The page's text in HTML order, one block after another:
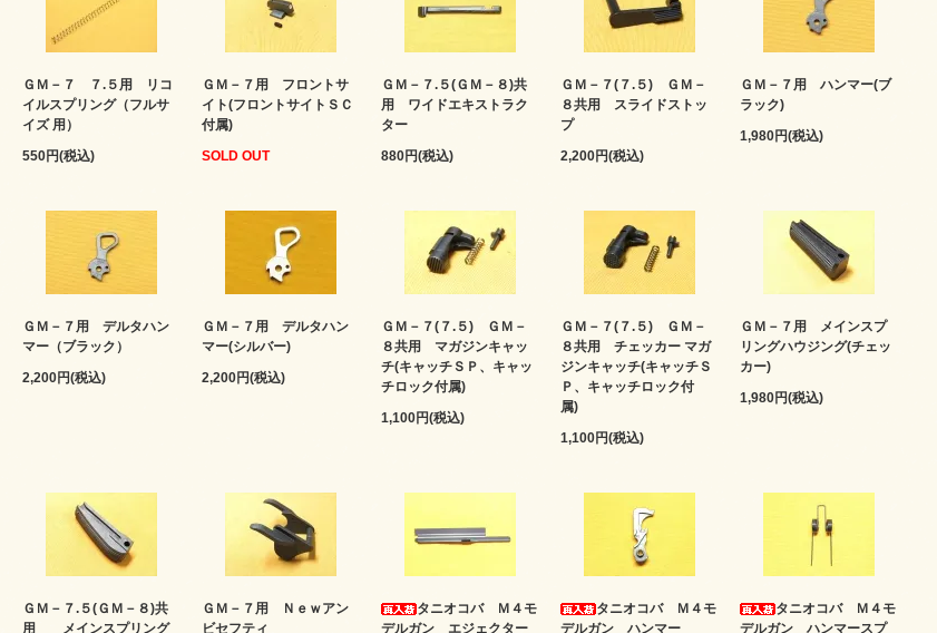
ＧＭ－７ ７.５用 リコ
イルスプリング（フルサ
イズ 用）
550円(税込)
ＧＭ－７用 フロントサ
イト(フロントサイトＳＣ
付属)
SOLD OUT
ＧＭ－７.５(ＧＭ－８)共
用 ワイドエキストラク
ター
880円(税込)
ＧＭ－７(７.５) ＧＭ－
８共用 スライドストッ
プ
2,200円(税込)
ＧＭ－７用 ハンマー(ブ
ラック)
1,980円(税込)
ＧＭ－７用 デルタハン
マー（ブラック）
2,200円(税込)
ＧＭ－７用 デルタハン
マー(シルバー)
2,200円(税込)
ＧＭ－７(７.５) ＧＭ－
８共用 マガジンキャッ
チ(キャッチＳＰ、キャッ
チロック付属)
1,100円(税込)
ＧＭ－７(７.５) ＧＭ－
８共用 チェッカー マガ
ジンキャッチ(キャッチＳ
Ｐ、キャッチロック付
属)
1,100円(税込)
ＧＭ－７用 メインスプ
リングハウジング(チェッ
カー)
1,980円(税込)
ＧＭ－７.５(ＧＭ－８)共
用 メインスプリング
ＧＭ－７用 Ｎｅｗアン
ビセフティ
タニオコバ Ｍ４モ
デルガン エジェクター
タニオコバ Ｍ４モ
デルガン ハンマー
タニオコバ Ｍ４モ
デルガン ハンマースプ